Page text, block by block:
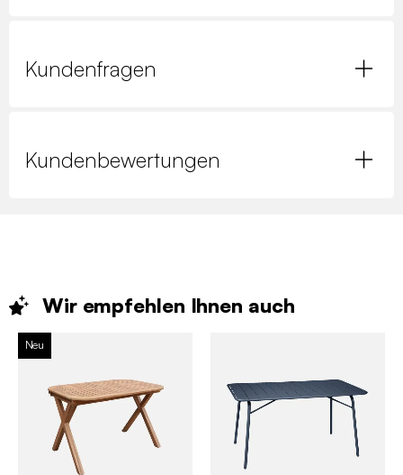
Kundenfragen
Kundenbewertungen
Wir empfehlen Ihnen auch
Neu